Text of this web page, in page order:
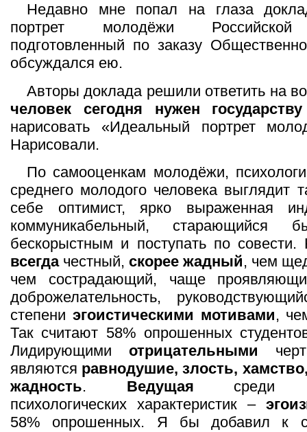
Недавно мне попал на глаза
портрет молодёжи Российской
подготовленный по заказу
обсуждался ею.
Авторы доклада решили ответить на
человек сегодня нужен
нарисовать «Идеальный портрет
Нарисовали.
По самооценкам молодёжи,
среднего молодого человека выглядит
себе оптимист, ярко выраженная
коммуникабельный, старающийся
бескорыстным и поступать по
всегдачестный, скорее жадный, чем
чем сострадающий, чаще
доброжелательность,
степени эгоистическими мотивами,
Так считают 58% опрошенных
Лидирующими отрицательными
являются равнодушие, злость,
жадность. Ведущая среди
психологических характеристик –
58% опрошенных. Я бы добавил к